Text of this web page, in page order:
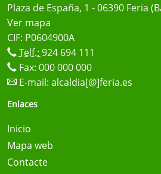
Plaza de España, 1 - 06390 Feria
Ver mapa
CIF: P0604900A
Telf.: 924 694 111
Fax: 000 000 000
E-mail: alcaldia[@]feria.es
Enlaces
Inicio
Mapa web
Contacte